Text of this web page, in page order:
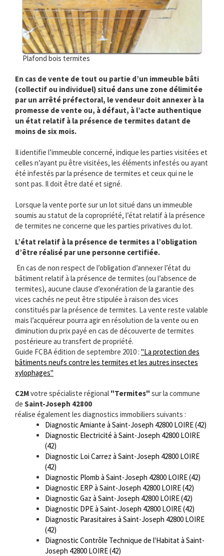
Plafond bois termites
En cas de vente de tout ou partie d’un immeuble bâti
(collectif ou individuel) situé dans une zone délimitée
par un arrêté préfectoral, le vendeur doit annexer à la
promesse de vente ou, à défaut, à l’acte authentique
un état relatif à la présence de termites datant de
moins de six mois.
Il identifie l’immeuble concerné, indique les parties visitées et
celles n’ayant pu être visitées, les éléments infestés ou ayant
été infestés par la présence de termites et ceux qui ne le
sont pas. Il doit être daté et signé.
Lorsque la vente porte sur un lot situé dans un immeuble
soumis au statut de la copropriété, l’état relatif à la présence
de termites ne concerne que les parties privatives du lot.
L’état relatif à la présence de termites a l’obligation
d’être réalisé par une personne certifiée.
En cas de non respect de l’obligation d’annexer l’état du
bâtiment relatif à la présence de termites (ou l’absence de
termites), aucune clause d’exonération de la garantie des
vices cachés ne peut être stipulée à raison des vices
constitués par la présence de termites. La vente reste valable
mais l’acquéreur pourra agir en résolution de la vente ou en
diminution du prix payé en cas de découverte de termites
postérieure au transfert de propriété.
Guide FCBA édition de septembre 2010 : "La protection des
bâtiments neufs contre les termites et les autres insectes
xylophages"
C2Mvotre spécialiste régional "Termites" sur la commune
de Saint-Joseph 42800
réalise également les diagnostics immobiliers suivants :
Diagnostic Amiante à Saint-Joseph 42800 LOIRE (42)
Diagnostic Electricité à Saint-Joseph 42800 LOIRE
(42)
Diagnostic Loi Carrez à Saint-Joseph 42800 LOIRE
(42)
Diagnostic Plomb à Saint-Joseph 42800 LOIRE (42)
Diagnostic ERP à Saint-Joseph 42800 LOIRE (42)
Diagnostic Gaz à Saint-Joseph 42800 LOIRE (42)
Diagnostic DPE à Saint-Joseph 42800 LOIRE (42)
Diagnostic Parasitaires à Saint-Joseph 42800 LOIRE
(42)
Diagnostic Contrôle Technique de l'Habitat à Saint-
Joseph 42800 LOIRE (42)